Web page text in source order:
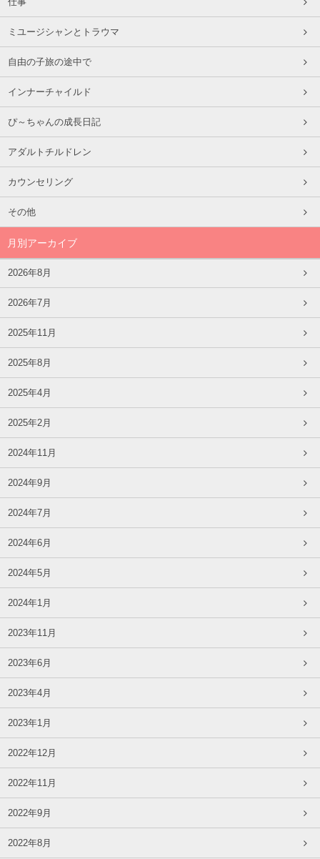
ミユージシャンとトラウマ
自由の子旅の途中で
インナーチャイルド
ぴ～ちゃんの成長日記
アダルトチルドレン
カウンセリング
その他
月別アーカイブ
2026年8月
2026年7月
2025年11月
2025年8月
2025年4月
2025年2月
2024年11月
2024年9月
2024年7月
2024年6月
2024年5月
2024年1月
2023年11月
2023年6月
2023年4月
2023年1月
2022年12月
2022年11月
2022年9月
2022年8月